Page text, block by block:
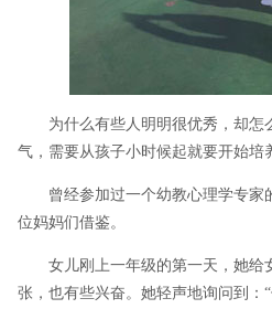
为什么有些人明明很优秀，却
气，需要从孩子小时候起就要开始培
曾经参加过一个幼教心理学专
位妈妈们借鉴。
女儿刚上一年级的第一天，她给
张，也有些兴奋。她轻声地询问到：